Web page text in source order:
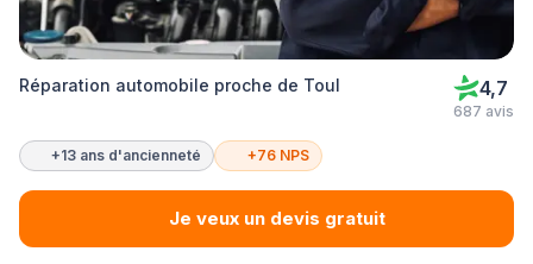
Réparation automobile proche de Toul 4,7
687 avis
+13 ans d'ancienneté +76 NPS
Je veux un devis gratuit